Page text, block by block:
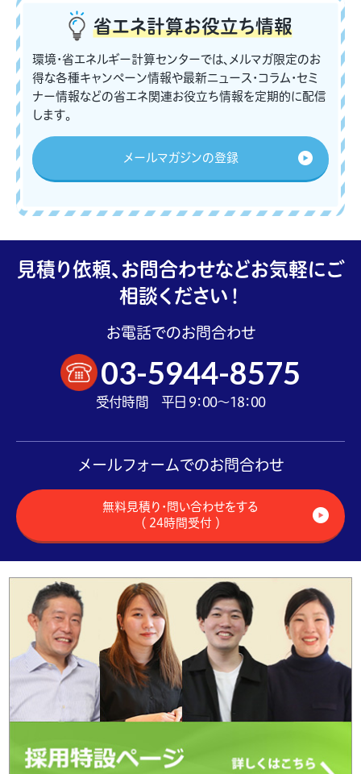
省エネ計算お役立ち情報
環境・省エネルギー計算センターでは、メルマガ限定のお
得な各種キャンペーン情報や最新ニュース・コラム・セミ
ナー情報などの省エネ関連お役立ち情報を定期的に配信
します。
メールマガジンの登録
見積り依頼、お問合わせなどお気軽にご
相談ください！
お電話でのお問合わせ
03-5944-8575
受付時間 平日 9：00～18：00
メールフォームでのお問合わせ
無料見積り・問い合わせをする
（ 24時間受付 ）